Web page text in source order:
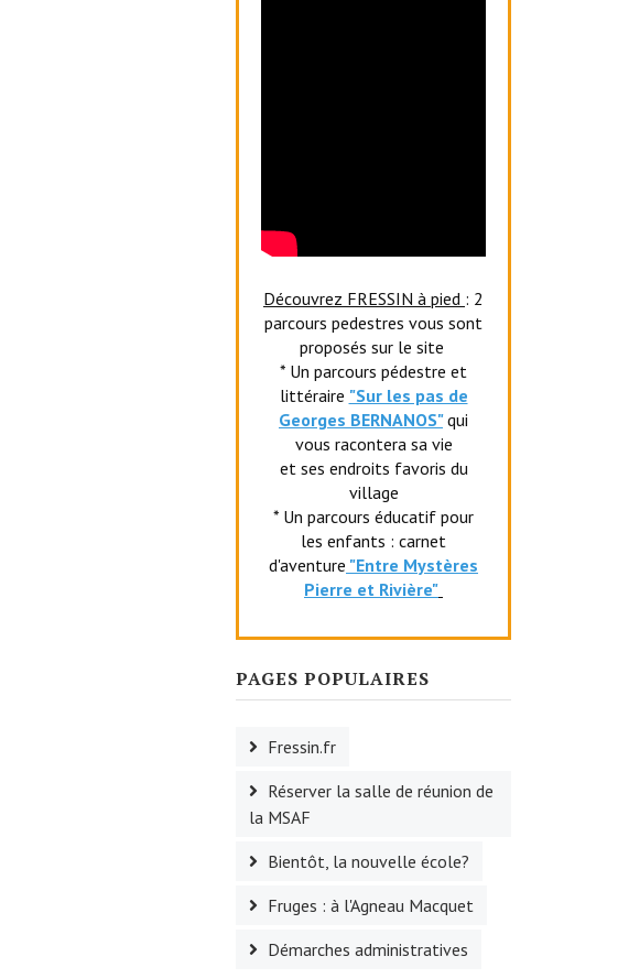
Découvrez FRESSIN à pied : 2
parcours pedestres vous sont
proposés sur le site
* Un parcours pédestre et
littéraire "Sur les pas de
Georges BERNANOS" qui
vous racontera sa vie
et ses endroits favoris du
village
* Un parcours éducatif pour
les enfants : carnet
d'aventure "Entre Mystères
Pierre et Rivière"
PAGES POPULAIRES
Fressin.fr
Réserver la salle de réunion de
la MSAF
Bientôt, la nouvelle école?
Fruges : à l'Agneau Macquet
Démarches administratives